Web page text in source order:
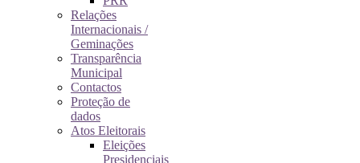
Relações
Internacionais /
Geminações
Transparência
Municipal
Contactos
Proteção de
dados
Atos Eleitorais
Eleições
Presidenciais